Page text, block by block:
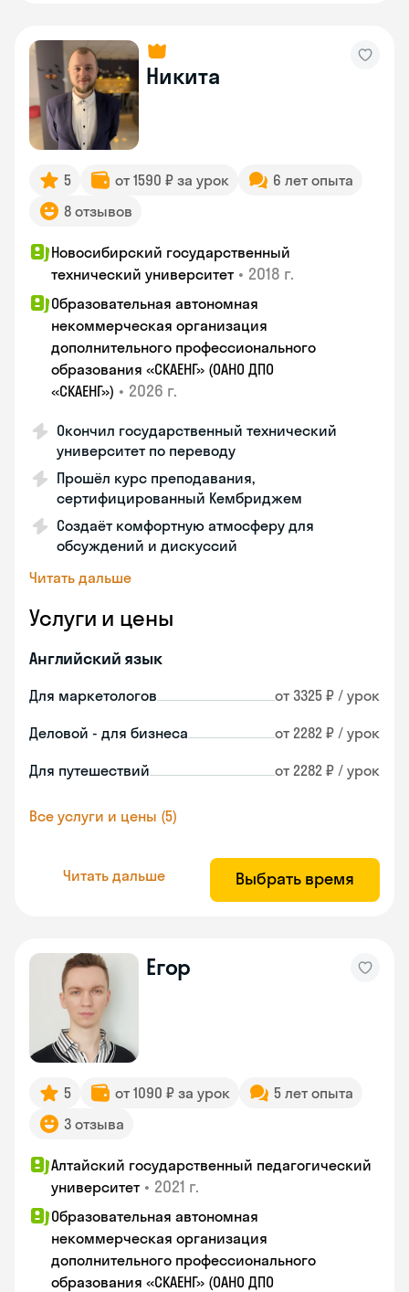
Никита
5 от 1590 ₽ за урок
6 лет опыта
8 отзывов
Новосибирский государственный
технический университет • 2018 г.
Образовательная автономная
некоммерческая организация
дополнительного профессионального
образования «СКАЕНГ» (ОАНО ДПО
«СКАЕНГ») • 2026 г.
Окончил государственный технический
университет по переводу
Прошёл курс преподавания,
сертифицированный Кембриджем
Создаёт комфортную атмосферу для
обсуждений и дискуссий
Читать дальше
Услуги и цены
Английский язык
Для маркетологов от 3325 ₽ / урок
Деловой - для бизнеса от 2282 ₽ / урок
Для путешествий от 2282 ₽ / урок
Все услуги и цены (5)
Читать дальше Выбрать время
Егор
5 от 1090 ₽ за урок
5 лет опыта
3 отзыва
Алтайский государственный педагогический
университет • 2021 г.
Образовательная автономная
некоммерческая организация
дополнительного профессионального
образования «СКАЕНГ» (ОАНО ДПО